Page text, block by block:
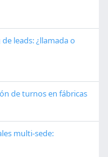
leads: ¿llamada o
de turnos en fábricas
multi-sede: